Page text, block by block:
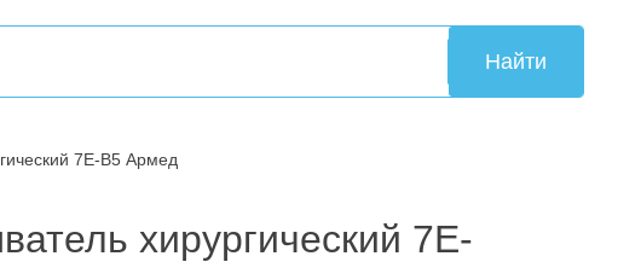
Найти
7E-B5 Армед
хирургический 7E-